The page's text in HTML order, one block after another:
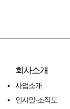
회사소개
사업소개
인사말·조직도